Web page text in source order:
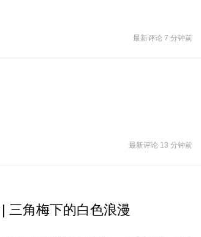
最新评论 7 分钟前
最新评论 13 分钟前
三角梅下的白色浪漫